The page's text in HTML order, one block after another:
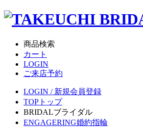
商品検索
カート
LOGIN
ご来店予約
LOGIN / 新規会員登録
TOP トップ
BRIDALブライダル
ENGAGERING婚約指輪